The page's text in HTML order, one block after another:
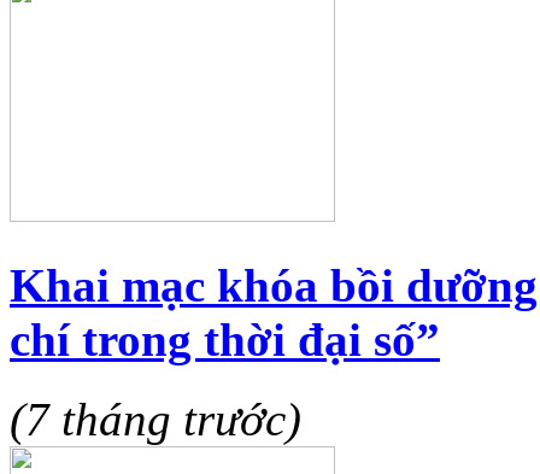
Khai mạc khóa bồi
chí trong thời đại số”
(7 tháng trước)